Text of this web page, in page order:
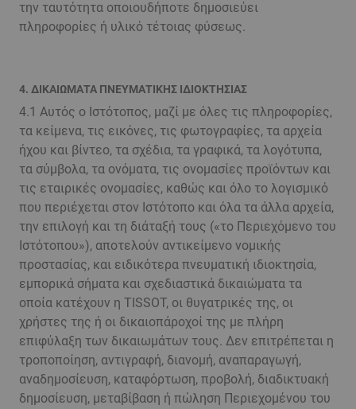
την ταυτότητα οποιουδήποτε δημοσιεύει
πληροφορίες ή υλικό τέτοιας φύσεως.
4. ΔΙΚΑΙΩΜΑΤΑ ΠΝΕΥΜΑΤΙΚΗΣ ΙΔΙΟΚΤΗΣΙΑΣ
4.1 Αυτός ο Ιστότοπος, μαζί με όλες τις πληροφορίες,
τα κείμενα, τις εικόνες, τις φωτογραφίες, τα αρχεία
ήχου και βίντεο, τα σχέδια, τα γραφικά, τα λογότυπα,
τα σύμβολα, τα ονόματα, τις ονομασίες προϊόντων και
τις εταιρικές ονομασίες, καθώς και όλο το λογισμικό
που περιέχεται στον Ιστότοπο και όλα τα άλλα αρχεία,
την επιλογή και τη διάταξή τους («το Περιεχόμενο του
Ιστότοπου»), αποτελούν αντικείμενο νομικής
προστασίας, και ειδικότερα πνευματική ιδιοκτησία,
εμπορικά σήματα και σχεδιαστικά δικαιώματα τα
οποία κατέχουν η TISSOT, οι θυγατρικές της, οι
χρήστες της ή οι δικαιοπάροχοί της με πλήρη
επιφύλαξη των δικαιωμάτων τους. Δεν επιτρέπεται η
τροποποίηση, αντιγραφή, διανομή, αναπαραγωγή,
αναδημοσίευση, καταφόρτωση, προβολή, διαδικτυακή
δημοσίευση, μεταβίβαση ή πώληση Περιεχομένου του